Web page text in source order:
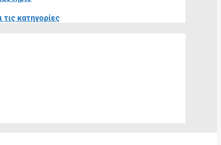
κατηγορίες